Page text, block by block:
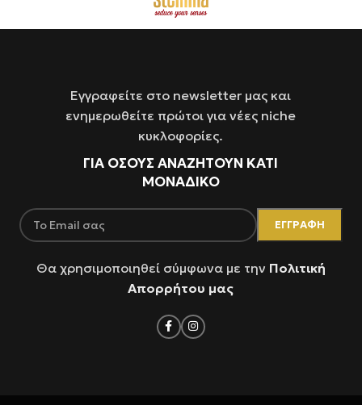
Εγγραφείτε στο newsletter μας και
ενημερωθείτε πρώτοι για νέες niche
κυκλοφορίες.
ΓΙΑ ΌΣΟΥΣ ΑΝΑΖΗΤΟΥΝ ΚΑΤΙ
ΜΟΝΑΔΙΚΟ
Θα χρησιμοποιηθεί σύμφωνα με την Πολιτική
Απορρήτου μας